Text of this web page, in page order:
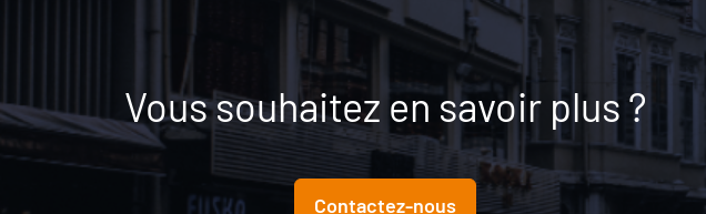
Vous souhaitez en savoir plus ?
Contactez-nous